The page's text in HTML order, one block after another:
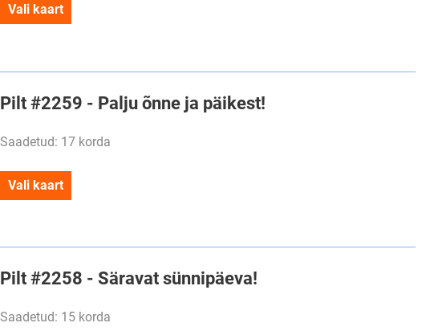
Vali kaart
Pilt #2259 - Palju õnne ja päikest!
Saadetud: 17 korda
Vali kaart
Pilt #2258 - Säravat sünnipäeva!
Saadetud: 15 korda